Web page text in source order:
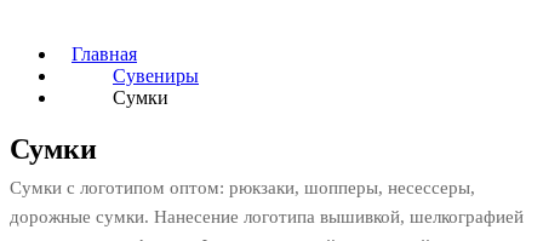
Главная
Сувениры
Сумки
Сумки
Сумки с логотипом оптом: рюкзаки, шопперы, несессеры,
дорожные сумки. Нанесение логотипа вышивкой, шелкографией